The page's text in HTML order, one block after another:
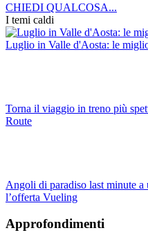
CHIEDI QUALCOSA...
I temi caldi
Luglio in Valle d'Aosta: le
Torna il viaggio in treno più
Route
Angoli di paradiso last minute a
l’offerta Vueling
Approfondimenti